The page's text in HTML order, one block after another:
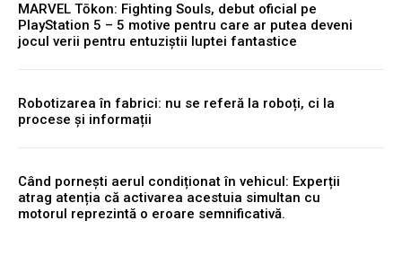
MARVEL Tōkon: Fighting Souls, debut oficial pe
PlayStation 5 – 5 motive pentru care ar putea deveni
jocul verii pentru entuziștii luptei fantastice
Robotizarea în fabrici: nu se referă la roboți, ci la
procese și informații
Când pornești aerul condiționat în vehicul: Experții
atrag atenția că activarea acestuia simultan cu
motorul reprezintă o eroare semnificativă.